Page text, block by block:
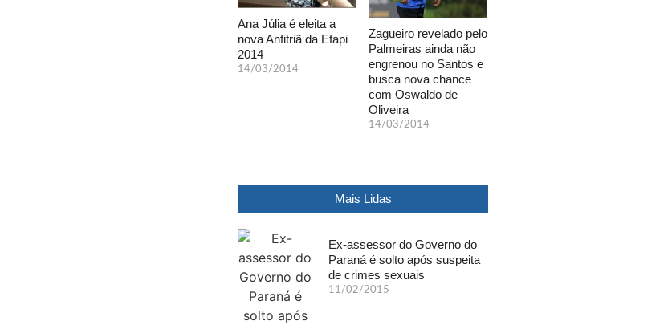
Ana Júlia é eleita a
nova Anfitriã da Efapi
2014
14/03/2014
Zagueiro revelado pelo
Palmeiras ainda não
engrenou no Santos e
busca nova chance
com Oswaldo de
Oliveira
14/03/2014
Mais Lidas
Ex-assessor do Governo do
Paraná é solto após suspeita
de crimes sexuais
11/02/2015